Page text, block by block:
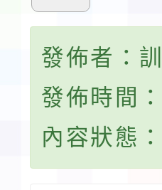
發佈者：
發佈時間
內容狀態